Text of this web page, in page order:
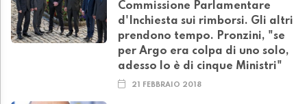
Commissione Parlamentare
d'Inchiesta sui rimborsi. Gli altri
prendono tempo. Pronzini, "se
per Argo era colpa di uno solo,
adesso lo è di cinque Ministri"
21 FEBBRAIO 2018